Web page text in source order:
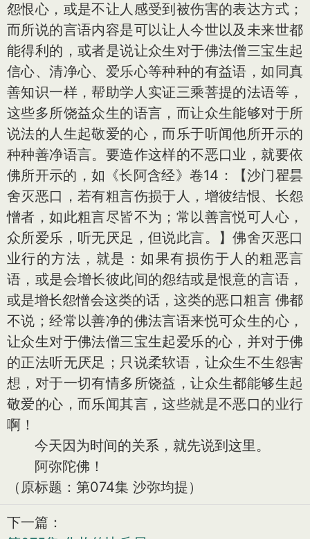
怨恨心，或是不让人感受到被伤害的表达方式；
而所说的言语内容是可以让人今世以及未来世都
能得利的，或者是说让众生对于佛法僧三宝生起
信心、清净心、爱乐心等种种的有益语，如同真
善知识一样，帮助学人实证三乘菩提的法语等，
这些多所饶益众生的语言，而让众生能够对于所
说法的人生起敬爱的心，而乐于听闻他所开示的
种种善净语言。要造作这样的不恶口业，就要依
佛所开示的，如《长阿含经》卷14：【沙门瞿昙
舍灭恶口，若有粗言伤损于人，增彼结恨、长怨
憎者，如此粗言尽皆不为；常以善言悦可人心，
众所爱乐，听无厌足，但说此言。】佛舍灭恶口
业行的方法，就是：如果有损伤于人的粗恶言
语，或是会增长彼此间的怨结或是恨意的言语，
或是增长怨憎会这类的话，这类的恶口粗言 佛都
不说；经常以善净的佛法言语来悦可众生的心，
让众生对于佛法僧三宝生起爱乐的心，并对于佛
的正法听无厌足；只说柔软语，让众生不生怨害
想，对于一切有情多所饶益，让众生都能够生起
敬爱的心，而乐闻其言，这些就是不恶口的业行
啊！
今天因为时间的关系，就先说到这里。
阿弥陀佛！
（原标题：第074集 沙弥均提）
下一篇：